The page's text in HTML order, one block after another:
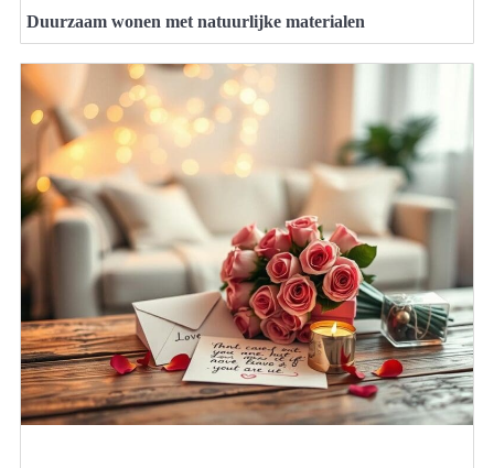
Duurzaam wonen met natuurlijke materialen